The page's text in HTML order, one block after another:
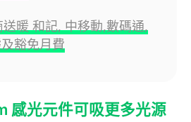
暖 和記, 中移動,數碼通,
豁免月費
感光元件可吸更多光源